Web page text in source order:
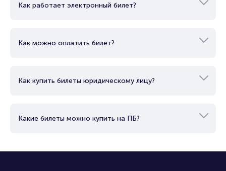
Как работает электронный билет?
Как можно оплатить билет?
Как купить билеты юридическому лицу?
Какие билеты можно купить на ПБ?